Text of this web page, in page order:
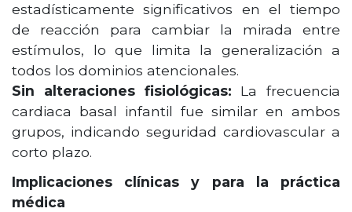
estadísticamente significativos en el tiempo
de reacción para cambiar la mirada entre
estímulos, lo que limita la generalización a
todos los dominios atencionales.
Sin alteraciones fisiológicas: La frecuencia
cardiaca basal infantil fue similar en ambos
grupos, indicando seguridad cardiovascular a
corto plazo.
Implicaciones clínicas y para la práctica
médica